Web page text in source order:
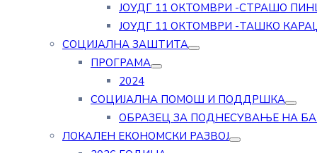
ЈОУДГ 11 ОКТОМВРИ -СТРАШО
ЈОУДГ 11 ОКТОМВРИ -ТАШКО
СОЦИЈАЛНА ЗАШТИТА
ПРОГРАМА
2024
СОЦИЈАЛНА ПОМОШ И ПОДДРШКА
ОБРАЗЕЦ ЗА ПОДНЕСУВАЊЕ НА
ЛОКАЛЕН ЕКОНОМСКИ РАЗВОЈ